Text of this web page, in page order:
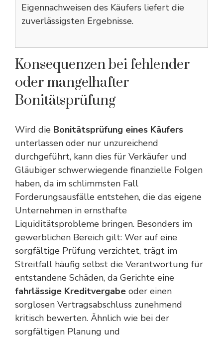
Eigennachweisen des Käufers liefert die
zuverlässigsten Ergebnisse.
Konsequenzen bei fehlender
oder mangelhafter
Bonitätsprüfung
Wird die Bonitätsprüfung eines Käufers
unterlassen oder nur unzureichend
durchgeführt, kann dies für Verkäufer und
Gläubiger schwerwiegende finanzielle Folgen
haben, da im schlimmsten Fall
Forderungsausfälle entstehen, die das eigene
Unternehmen in ernsthafte
Liquiditätsprobleme bringen. Besonders im
gewerblichen Bereich gilt: Wer auf eine
sorgfältige Prüfung verzichtet, trägt im
Streitfall häufig selbst die Verantwortung für
entstandene Schäden, da Gerichte eine
fahrlässige Kreditvergabe oder einen
sorglosen Vertragsabschluss zunehmend
kritisch bewerten. Ähnlich wie bei der
sorgfältigen Planung und